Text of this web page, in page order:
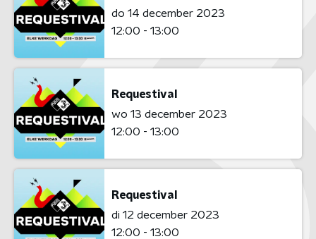
do 14 december 2023
12:00 - 13:00
Requestival
wo 13 december 2023
12:00 - 13:00
Requestival
di 12 december 2023
12:00 - 13:00